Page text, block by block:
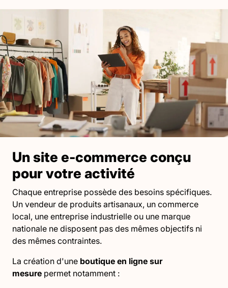
Un site e-commerce conçu
pour votre activité
Chaque entreprise possède des besoins spécifiques.
Un vendeur de produits artisanaux, un commerce
local, une entreprise industrielle ou une marque
nationale ne disposent pas des mêmes objectifs ni
des mêmes contraintes.
La création d'une boutique en ligne sur
mesure permet notamment :